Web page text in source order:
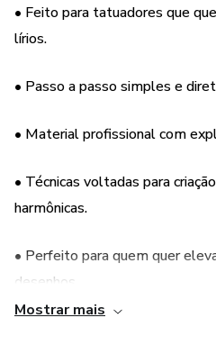
• Feito para tatuadores que
lírios.
• Passo a passo simples e
• Material profissional com
• Técnicas voltadas para
harmônicas.
• Perfeito para quem quer
desenhos.
Mostrar mais